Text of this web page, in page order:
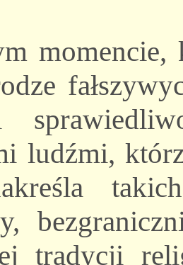
momencie,
ludźmi,
tradycji